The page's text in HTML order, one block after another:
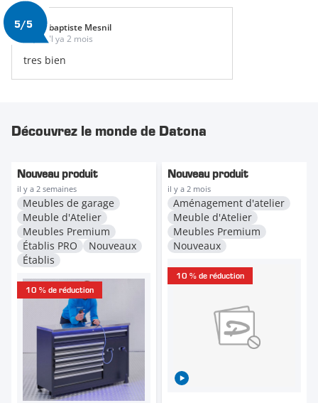
5/5
baptiste Mesnil
Il ya 2 mois
tres bien
Découvrez le monde de Datona
Nouveau produit
il y a 2 semaines
Meubles de garage
Meuble d'Atelier
Meubles Premium
Établis PRO
Nouveaux
Établis
10 % de réduction
Nouveau produit
il y a 2 mois
Aménagement d'atelier
Meuble d'Atelier
Meubles Premium
Nouveaux
10 % de réduction